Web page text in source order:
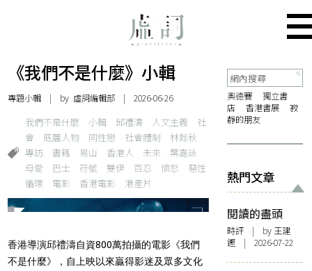
《我們不是什麼》小輯
專題小輯 | by 虛詞編輯部 | 2026-06-26
我們不是什麼 小輯 邱禮濤 人文主義
社
會
底層人物 同性戀 社會體制
林懿秋
專訪
書籍 易山 香港人 未來
葉嘉詠
母愛
巴士 符號 雙伊 百忍 憤怒
惡性
循環
電影 香港電影 港產片
香港導演邱禮濤自資800萬拍攝的電影《我們
不是什麼》，自上映以來贏得影迷及眾多文化
奧德賽
獨立書
店
香港書展
寂
靜的朋友
熱門文章
閱讀的盡頭
時評 | by 王建
鏗 | 2026-07-22